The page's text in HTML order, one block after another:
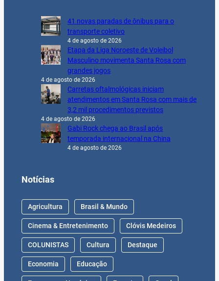
41 novas paradas de ônibus para o
transporte coletivo
4 de agosto de 2026
Etapa da Liga Noroeste de Voleibol
Masculino movimenta Santa Rosa com
grandes jogos
4 de agosto de 2026
Carretas oftalmológicas iniciam
atendimentos em Santa Rosa com mais de
3,2 mil procedimentos previstos
4 de agosto de 2026
Gabi Rock chega ao Brasil após
temporada internacional na China
4 de agosto de 2026
Notícias
Agricultura Brasil & Mundo
Cinema & Entretenimento Clóvis Medeiros
COLUNISTAS Cultura Destaque
Economia Educação